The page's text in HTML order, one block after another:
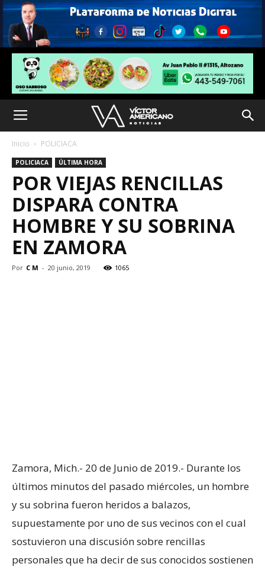
Inicio POLICIACA
POLICIACA ÚLTIMA HORA
POR VIEJAS RENCILLAS
DISPARA CONTRA
HOMBRE Y SU SOBRINA
EN ZAMORA
Por C M - 20 junio, 2019 1065
Zamora, Mich.- 20 de Junio de 2019.- Durante los
últimos minutos del pasado miércoles, un hombre
y su sobrina fueron heridos a balazos,
supuestamente por uno de sus vecinos con el cual
sostuvieron una discusión sobre rencillas
personales que ha decir de sus conocidos sostienen